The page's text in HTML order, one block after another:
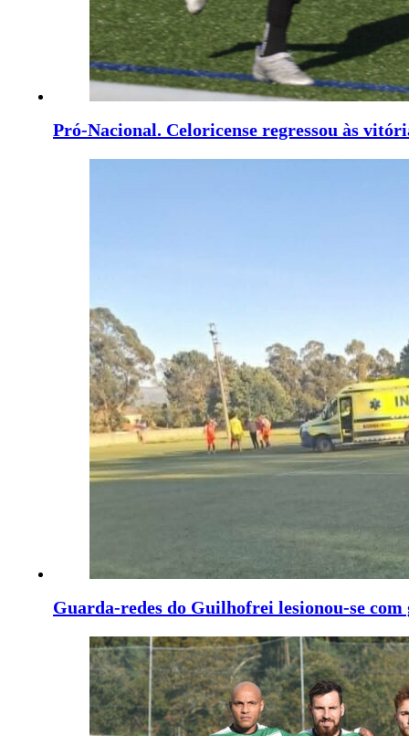
Pró-Nacional. Celoricense regressou às
Guarda-redes do Guilhofrei lesionou-se com